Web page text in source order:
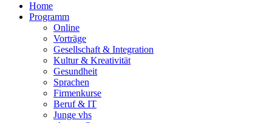
Home
Programm
Online
Vorträge
Gesellschaft & Integration
Kultur & Kreativität
Gesundheit
Sprachen
Firmenkurse
Beruf & IT
Junge vhs